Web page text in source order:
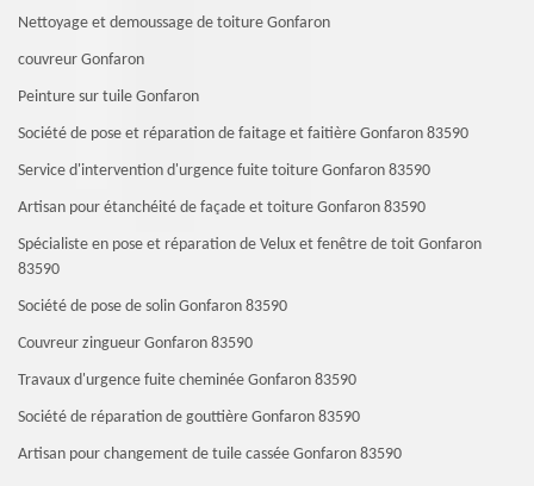
Nettoyage et demoussage de toiture Gonfaron
couvreur Gonfaron
Peinture sur tuile Gonfaron
Société de pose et réparation de faitage et faitière Gonfaron 83590
Service d'intervention d'urgence fuite toiture Gonfaron 83590
Artisan pour étanchéité de façade et toiture Gonfaron 83590
Spécialiste en pose et réparation de Velux et fenêtre de toit Gonfaron
83590
Société de pose de solin Gonfaron 83590
Couvreur zingueur Gonfaron 83590
Travaux d'urgence fuite cheminée Gonfaron 83590
Société de réparation de gouttière Gonfaron 83590
Artisan pour changement de tuile cassée Gonfaron 83590